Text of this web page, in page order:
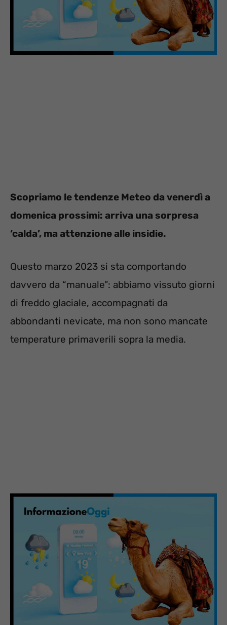
Scopriamo le tendenze Meteo da venerdì a
domenica prossimi: arriva una sorpresa
‘calda’, ma attenzione alle insidie.
Questo marzo 2023 si sta comportando
davvero da “manuale”: abbiamo vissuto giorni
di freddo glaciale, accompagnati da
abbondanti nevicate, ma non sono mancate
temperature primaverili sopra la media.